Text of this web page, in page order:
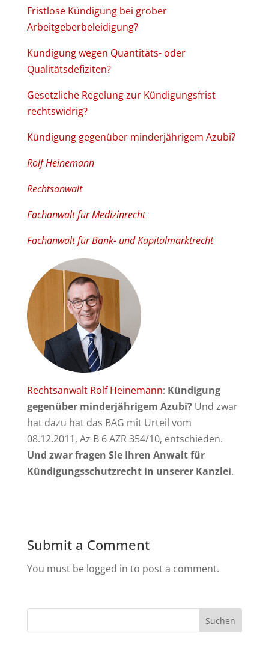
Fristlose Kündigung bei grober
Arbeitgeberbeleidigung?
Kündigung wegen Quantitäts- oder
Qualitätsdefiziten?
Gesetzliche Regelung zur Kündigungsfrist
rechtswidrig?
Kündigung gegenüber minderjährigem Azubi?
Rolf Heinemann
Rechtsanwalt
Fachanwalt für Medizinrecht
Fachanwalt für Bank- und Kapitalmarktrecht
Rechtsanwalt Rolf Heinemann: Kündigung
gegenüber minderjährigem Azubi? Und zwar
hat dazu hat das BAG mit Urteil vom
08.12.2011, Az B 6 AZR 354/10, entschieden.
Und zwar fragen Sie Ihren Anwalt für
Kündigungsschutzrecht in unserer Kanzlei.
Submit a Comment
You must be logged in to post a comment.